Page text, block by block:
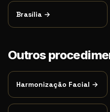
Brasília →
Outros
Harmonização Facial →